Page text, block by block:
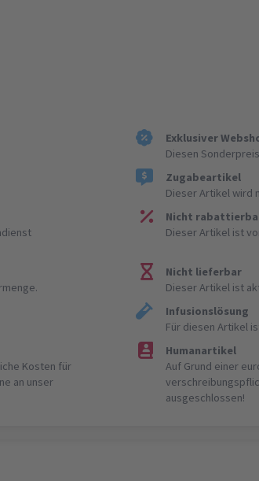
Exklusiver
Diesen
Zugabeartikel
Dieser Artikel wird
Nicht
Dieser Artikel ist
Nicht lieferbar
Dieser Artikel ist
Infusionslösung
Für diesen Artikel
Kosten für
an unser
Humanartikel
Auf Grund einer
ausgeschlossen!